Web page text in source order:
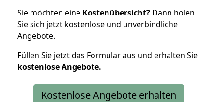
Sie möchten eine Kostenübersicht? Dann holen
Sie sich jetzt kostenlose und unverbindliche
Angebote.
Füllen Sie jetzt das Formular aus und erhalten Sie
kostenloseAngebote.
Kostenlose Angebote erhalten